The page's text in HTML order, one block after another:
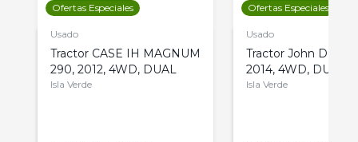
Ofertas Especiales
Usado
Tractor CASE IH MAGNUM
290, 2012, 4WD, DUAL
Isla Verde
Ofertas Especiales
Usado
Tractor John Deere
2014, 4WD, DUAL
Isla Verde